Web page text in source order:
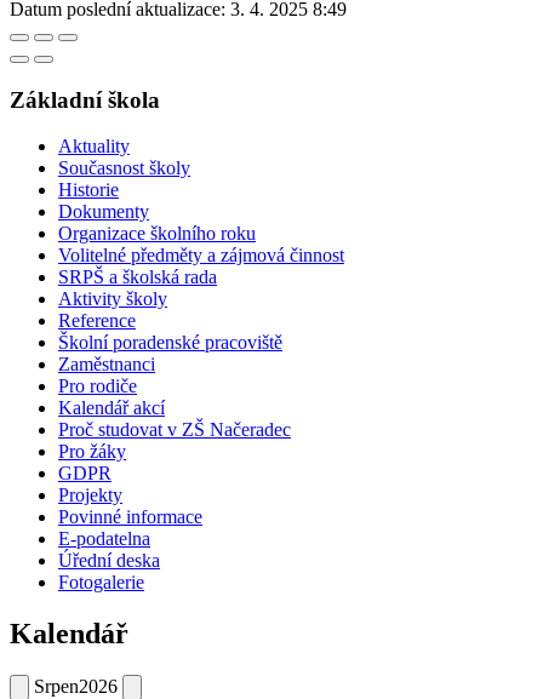
Datum poslední aktualizace: 3. 4. 2025 8:49
Základní škola
Aktuality
Současnost školy
Historie
Dokumenty
Organizace školního roku
Volitelné předměty a zájmová činnost
SRPŠ a školská rada
Aktivity školy
Reference
Školní poradenské pracoviště
Zaměstnanci
Pro rodiče
Kalendář akcí
Proč studovat v ZŠ Načeradec
Pro žáky
GDPR
Projekty
Povinné informace
E-podatelna
Úřední deska
Fotogalerie
Kalendář
Srpen2026